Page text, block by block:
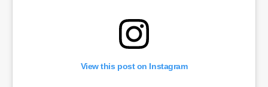
View this post on Instagram